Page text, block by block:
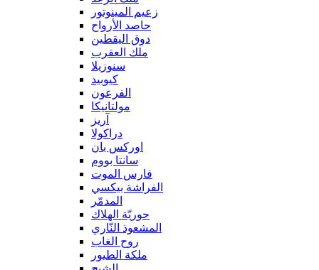
زعيم المينوتور
حاصد الأرواح
دوق اليقطين
ملك العقرب
سنوزيلا
كيوبيد
الفرعون
مولتانيكا
آريز
دراكولا
اوركس بان
سانتا بووم
فارس الموت
الفراشة بيكسي
المدمّر
حوريّة الهلاك
المشعوذ النّاري
روح الغاب
ملكة الطيور